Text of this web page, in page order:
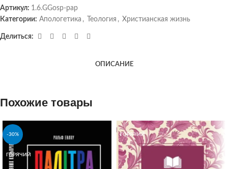
Артикул: 1.6.GGosp-pap
Категории: Апологетика , Теология , Христианская жизнь
Делиться:
ОПИСАНИЕ
Похожие товары
-30%
ГОРЯЧИЙ
ГОРЯЧИЙ